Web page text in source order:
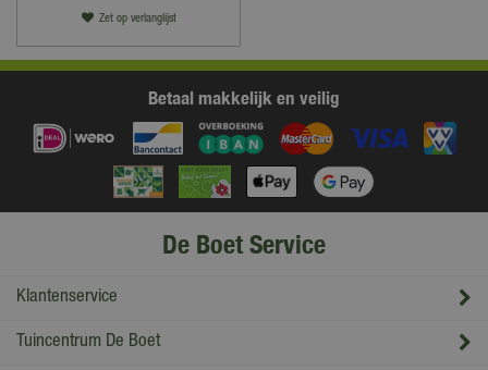
Zet op verlanglijst
Betaal makkelijk en veilig
De Boet Service
Klantenservice
Tuincentrum De Boet